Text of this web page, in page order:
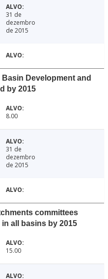
31 de
dezembro
de 2015
Development and
by 2015
8.00
31 de
dezembro
de 2015
committees
all basins by 2015
15.00